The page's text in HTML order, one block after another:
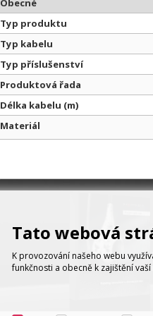
Obecné
Typ produktu
Typ kabelu
Typ příslušenství
Produktová řada
Délka kabelu (m)
Materiál
Tato webová
K provozování našeho webu
funkčnosti a obecně k zajištění